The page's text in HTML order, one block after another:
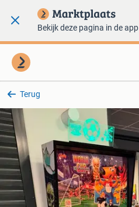
Bekijk deze pagina in de app
Terug